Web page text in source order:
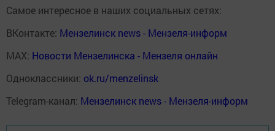
Самое интересное в наших социальных сетях:
ВКонтакте: Мензелинск news - Мензеля-информ
MAX: Новости Мензелинска - Мензеля онлайн
Одноклассники: ok.ru/menzelinsk
Telegram-канал: Мензелинск news - Мензеля-информ